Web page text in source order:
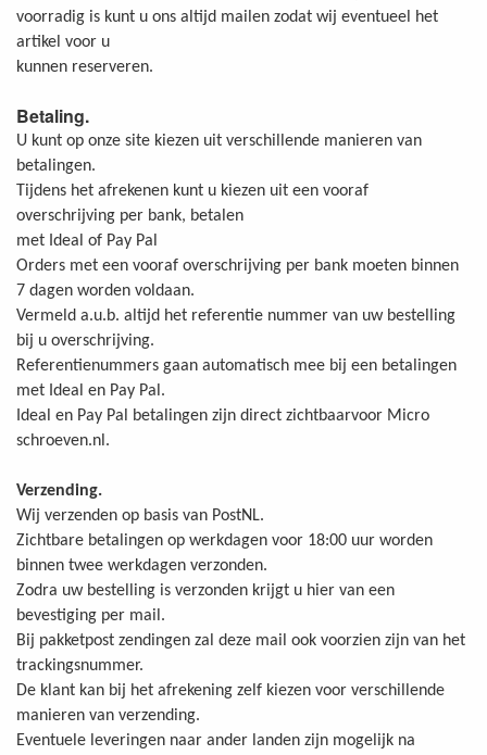
voorradig is kunt u ons altijd mailen zodat wij eventueel het
artikel voor u
kunnen reserveren.
Betaling.
U kunt op onze site kiezen uit verschillende manieren van
betalingen.
Tijdens het afrekenen kunt u kiezen uit een vooraf
overschrijving per bank, betalen
met Ideal of Pay Pal
Orders met een vooraf overschrijving per bank moeten binnen
7 dagen worden voldaan.
Vermeld a.u.b. altijd het referentie nummer van uw bestelling
bij u overschrijving.
Referentienummers gaan automatisch mee bij een betalingen
met Ideal en Pay Pal.
Ideal en Pay Pal betalingen zijn direct zichtbaarvoor Micro
schroeven.nl.
Verzending.
Wij verzenden op basis van PostNL.
Zichtbare betalingen op werkdagen voor 18:00 uur worden
binnen twee werkdagen verzonden.
Zodra uw bestelling is verzonden krijgt u hier van een
bevestiging per mail.
Bij pakketpost zendingen zal deze mail ook voorzien zijn van het
trackingsnummer.
De klant kan bij het afrekening zelf kiezen voor verschillende
manieren van verzending.
Eventuele leveringen naar ander landen zijn mogelijk na